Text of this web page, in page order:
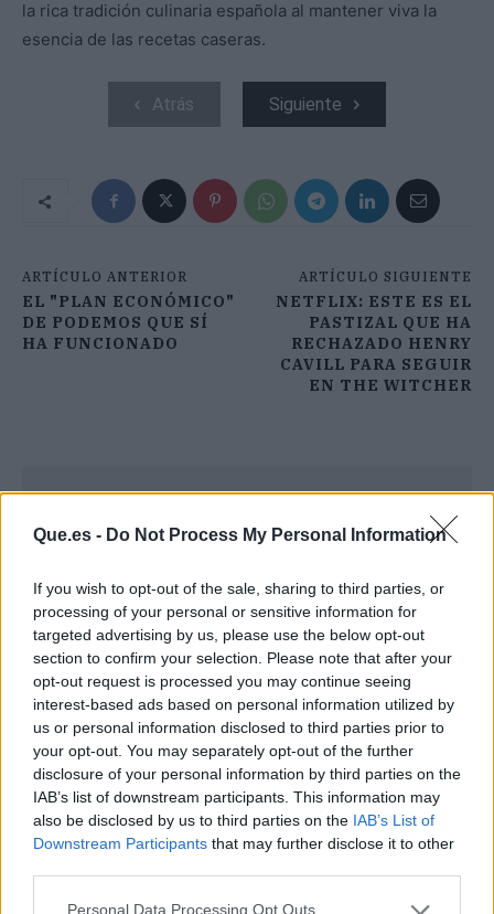
Que.es - Do Not Process My Personal Information
If you wish to opt-out of the sale, sharing to third parties, or
processing of your personal or sensitive information for
targeted advertising by us, please use the below opt-out
section to confirm your selection. Please note that after your
opt-out request is processed you may continue seeing
interest-based ads based on personal information utilized by
us or personal information disclosed to third parties prior to
your opt-out. You may separately opt-out of the further
disclosure of your personal information by third parties on the
IAB’s list of downstream participants. This information may
also be disclosed by us to third parties on the IAB’s List of
Downstream Participants that may further disclose it to other
Personal Data Processing Opt Outs
la rica tradición culinaria española al mantener viva la
esencia de las recetas caseras.
Atrás Siguiente
ARTÍCULO ANTERIOR
EL "PLAN ECONÓMICO"
DE PODEMOS QUE SÍ
HA FUNCIONADO
ARTÍCULO SIGUIENTE
NETFLIX: ESTE ES EL
PASTIZAL QUE HA
RECHAZADO HENRY
CAVILL PARA SEGUIR
EN THE WITCHER
Publicidad